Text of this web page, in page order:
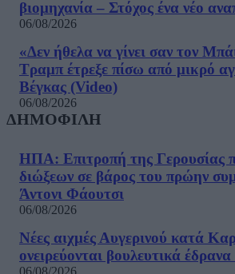
βιομηχανία – Στόχος ένα νέο
06/08/2026
«Δεν ήθελα να γίνει σαν τον
Τραμπ έτρεξε πίσω από μικρό
Βέγκας (Video)
06/08/2026
ΔΗΜΟΦΙΛΗ
ΗΠΑ: Επιτροπή της Γερουσίας
διώξεων σε βάρος του πρώην
Άντονι Φάουτσι
06/08/2026
Νέες αιχμές Αυγερινού κατά
ονειρεύονται βουλευτικά
06/08/2026